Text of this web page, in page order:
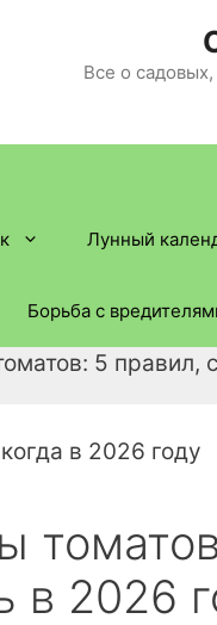
Все о
Лунный
Борьба с
5 правил,
в 2026